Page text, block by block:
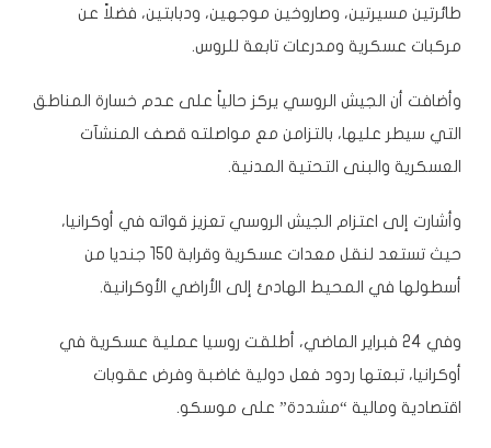
طائرتين مسيرتين، وصاروخين موجهين، ودبابتين، فضلاً عن
مركبات عسكرية ومدرعات تابعة للروس.
وأضافت أن الجيش الروسي يركز حالياً على عدم خسارة المناطق
التي سيطر عليها، بالتزامن مع مواصلته قصف المنشآت
العسكرية والبنى التحتية المدنية.
وأشارت إلى اعتزام الجيش الروسي تعزيز قواته في أوكرانيا،
حيث تستعد لنقل معدات عسكرية وقرابة 150 جنديا من
أسطولها في المحيط الهادئ إلى الأراضي الأوكرانية.
وفي 24 فبراير الماضي، أطلقت روسيا عملية عسكرية في
أوكرانيا، تبعتها ردود فعل دولية غاضبة وفرض عقوبات
اقتصادية ومالية “مشددة” على موسكو.